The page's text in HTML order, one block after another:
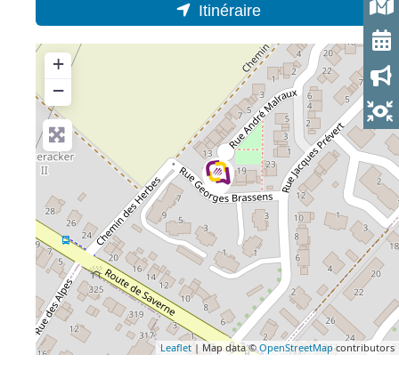
Itinéraire
+
−
Leaflet | Map data ©OpenStreetMapcontributors